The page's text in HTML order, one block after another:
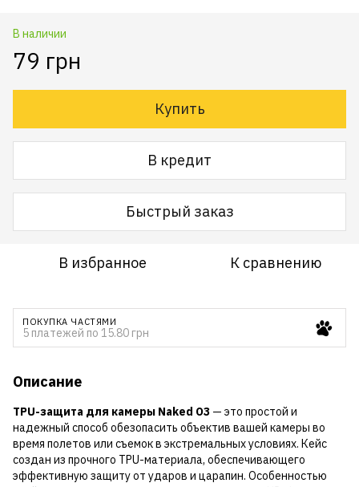
В наличии
79 грн
Купить
В кредит
Быстрый заказ
В избранное К сравнению
ПОКУПКА ЧАСТЯМИ
5 платежей по 15.80 грн
Описание
TPU-защита для камеры Naked O3 — это простой и
надежный способ обезопасить объектив вашей камеры во
время полетов или съемок в экстремальных условиях. Кейс
создан из прочного TPU-материала, обеспечивающего
эффективную защиту от ударов и царапин. Особенностью